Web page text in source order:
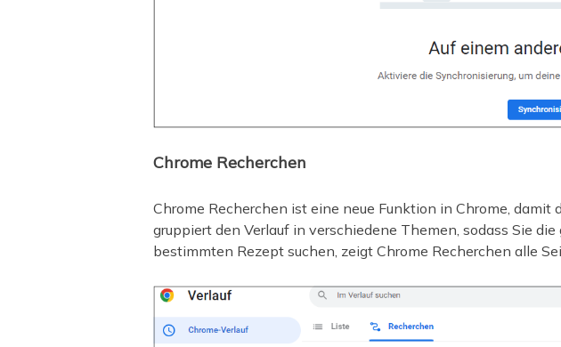
Chrome Recherchen
Chrome Recherchen ist eine neue Funktion in Chrome,
gruppiert den Verlauf in verschiedene Themen, sodass Sie
bestimmten Rezept suchen, zeigt Chrome Recherchen alle